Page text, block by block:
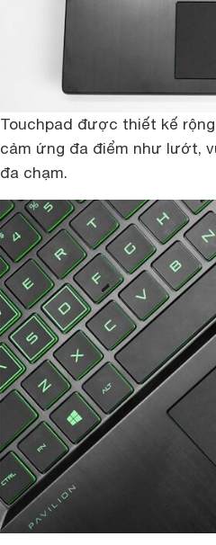
Touchpad được thiết kế
cảm ứng đa điểm như lướt,
đa chạm.